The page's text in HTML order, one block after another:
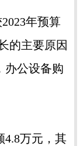
年预算
的主要原因
办公设备购
万元，其